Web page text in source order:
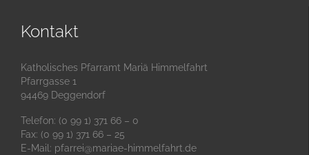
Kontakt
Katholisches Pfarramt Mariä Himmelfahrt
Pfarrgasse 1
94469 Deggendorf
Telefon: (0 99 1) 371 66 – 0
Fax: (0 99 1) 371 66 – 25
E-Mail: pfarrei@mariae-himmelfahrt.de